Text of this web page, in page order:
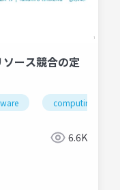
ース競合の定
computing
6.6K